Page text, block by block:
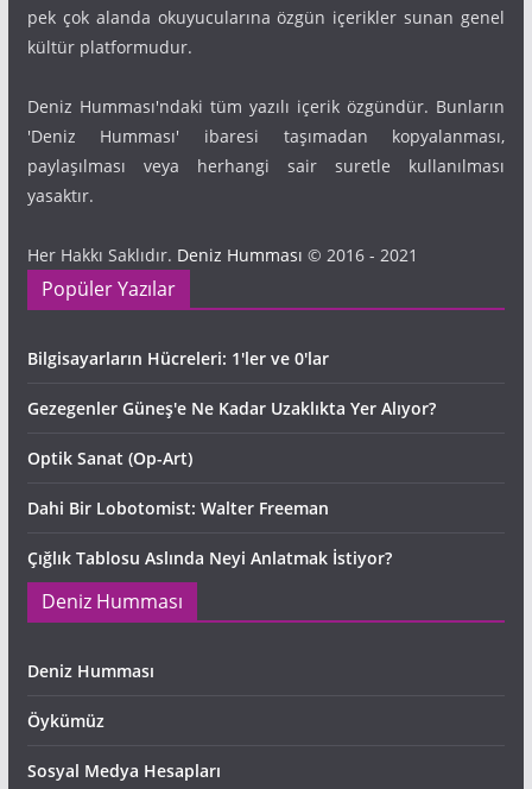
pek çok alanda okuyucularına özgün içerikler sunan genel
kültür platformudur.
Deniz Humması'ndaki tüm yazılı içerik özgündür. Bunların
'Deniz Humması' ibaresi taşımadan kopyalanması,
paylaşılması veya herhangi sair suretle kullanılması
yasaktır.
Her Hakkı Saklıdır. Deniz Humması © 2016 - 2021
Popüler Yazılar
Bilgisayarların Hücreleri: 1'ler ve 0'lar
Gezegenler Güneş'e Ne Kadar Uzaklıkta Yer Alıyor?
Optik Sanat (Op-Art)
Dahi Bir Lobotomist: Walter Freeman
Çığlık Tablosu Aslında Neyi Anlatmak İstiyor?
Deniz Humması
Deniz Humması
Öykümüz
Sosyal Medya Hesapları